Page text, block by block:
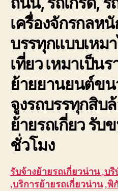
เครื่องจักรกลห
บรรทุกแบบเหม
เที่ยว เหมาเป็น
ย้ายยานยนต์ข
จูงรถบรรทุกสิบ
ย้ายรถเกี่ยว รับ
ชั่วโมง
รับจ้างย้ายรถเกี่ยวน่าน,บริ
,บริการย้ายรถเกี่ยวน่าน ,พิ